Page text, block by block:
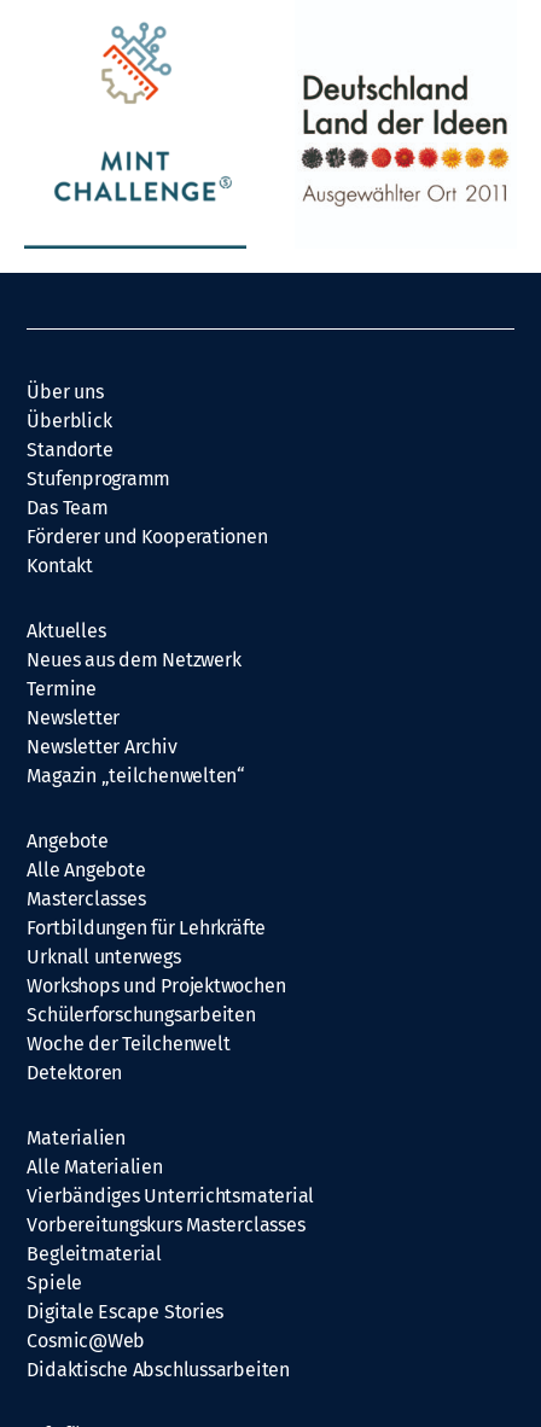
Über uns
Überblick
Standorte
Stufenprogramm
Das Team
Förderer und Kooperationen
Kontakt
Aktuelles
Neues aus dem Netzwerk
Termine
Newsletter
Newsletter Archiv
Magazin „teilchenwelten“
Angebote
Alle Angebote
Masterclasses
Fortbildungen für Lehrkräfte
Urknall unterwegs
Workshops und Projektwochen
Schülerforschungsarbeiten
Woche der Teilchenwelt
Detektoren
Materialien
Alle Materialien
Vierbändiges Unterrichtsmaterial
Vorbereitungskurs Masterclasses
Begleitmaterial
Spiele
Digitale Escape Stories
Cosmic@Web
Didaktische Abschlussarbeiten